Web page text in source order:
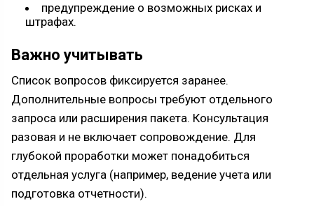
предупреждение о возможных рисках и
штрафах.
Важно учитывать
Список вопросов фиксируется заранее.
Дополнительные вопросы требуют отдельного
запроса или расширения пакета. Консультация
разовая и не включает сопровождение. Для
глубокой проработки может понадобиться
отдельная услуга (например, ведение учета или
подготовка отчетности).